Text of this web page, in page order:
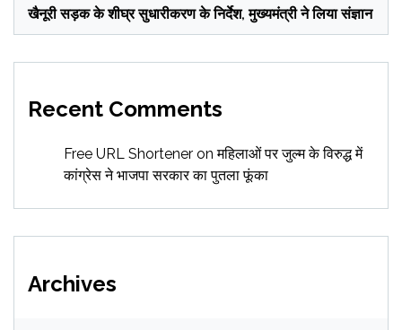
खैनूरी सड़क के शीघ्र सुधारीकरण के निर्देश, मुख्यमंत्री ने लिया संज्ञान
Recent Comments
Free URL Shortener onमहिलाओं पर जुल्म के विरुद्ध में
कांग्रेस ने भाजपा सरकार का पुतला फूंका
Archives